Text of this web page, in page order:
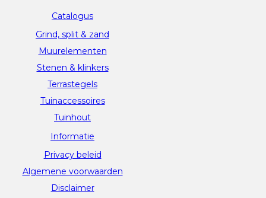
Catalogus
Grind, split & zand
Muurelementen
Stenen & klinkers
Terrastegels
Tuinaccessoires
Tuinhout
Informatie
Privacy beleid
Algemene voorwaarden
Disclaimer